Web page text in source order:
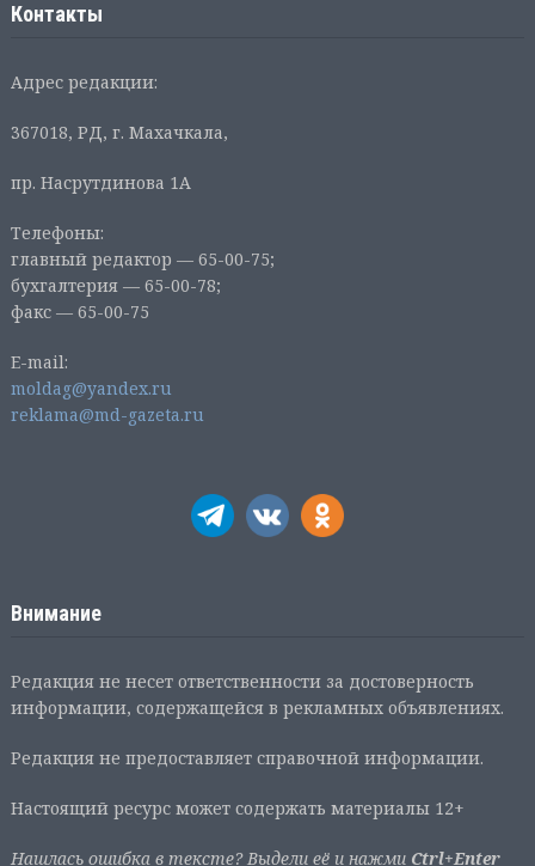
Контакты
Адрес редакции:
367018, РД, г. Махачкала,
пр. Насрутдинова 1А
Телефоны:
главный редактор — 65-00-75;
бухгалтерия — 65-00-78;
факс — 65-00-75
E-mail:
moldag@yandex.ru
reklama@md-gazeta.ru
Внимание
Редакция не несет ответственности за достоверность
информации, содержащейся в рекламных объявлениях.
Редакция не предоставляет справочной информации.
Настоящий ресурс может содержать материалы 12+
Нашлась ошибка в тексте? Выдели её и нажми Ctrl+Enter